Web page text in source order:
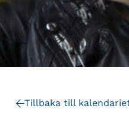
Tillbaka till